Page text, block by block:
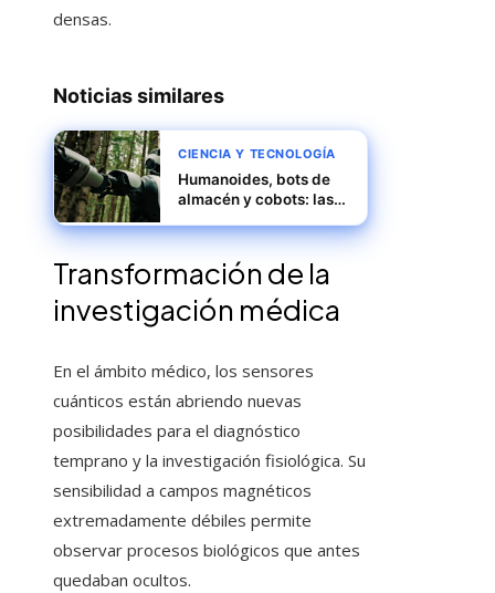
densas.
Noticias similares
CIENCIA Y TECNOLOGÍA
Humanoides, bots de
almacén y cobots: las
clave
Transformación de la
investigación médica
En el ámbito médico, los sensores
cuánticos están abriendo nuevas
posibilidades para el diagnóstico
temprano y la investigación fisiológica. Su
sensibilidad a campos magnéticos
extremadamente débiles permite
observar procesos biológicos que antes
quedaban ocultos.